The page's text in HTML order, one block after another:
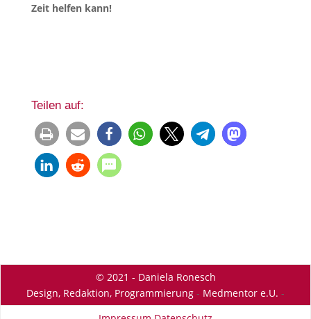
Zeit helfen kann!
Teilen auf:
© 2021 - Daniela Ronesch
Design, Redaktion, Programmierung - Medmentor e.U. -